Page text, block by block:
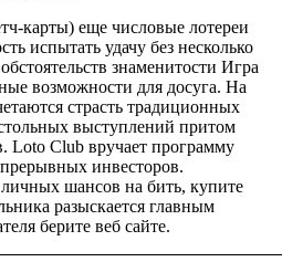
карты) еще числовые лотереи
испытать удачу без несколько
знаменитости Игра
возможности для досуга. На
страсть традиционных
выступлений притом
Loto Club вручает программу
инвесторов.
шансов на бить, купите
разыскается главным
берите веб сайте.